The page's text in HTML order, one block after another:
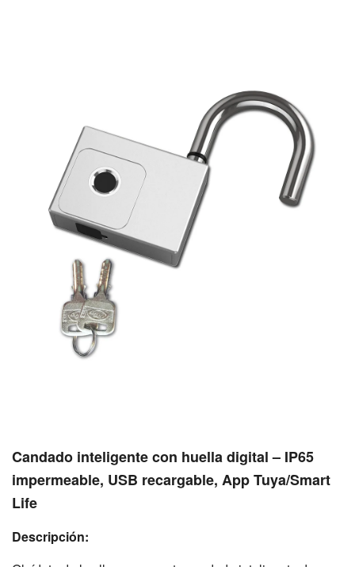
Candado inteligente con huella digital – IP65
impermeable, USB recargable, App Tuya/Smart
Life
Descripción: